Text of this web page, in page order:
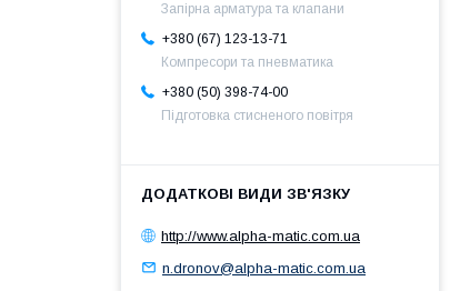
Запірна арматура та клапани
+380 (67) 123-13-71
Компресори та пневматика
+380 (50) 398-74-00
Підготовка стисненого повітря
http://www.alpha-matic.com.ua
n.dronov@alpha-matic.com.ua